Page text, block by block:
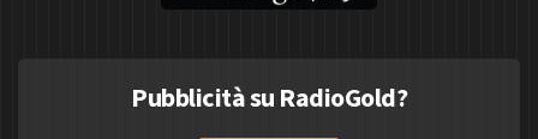
Pubblicità su RadioGold?